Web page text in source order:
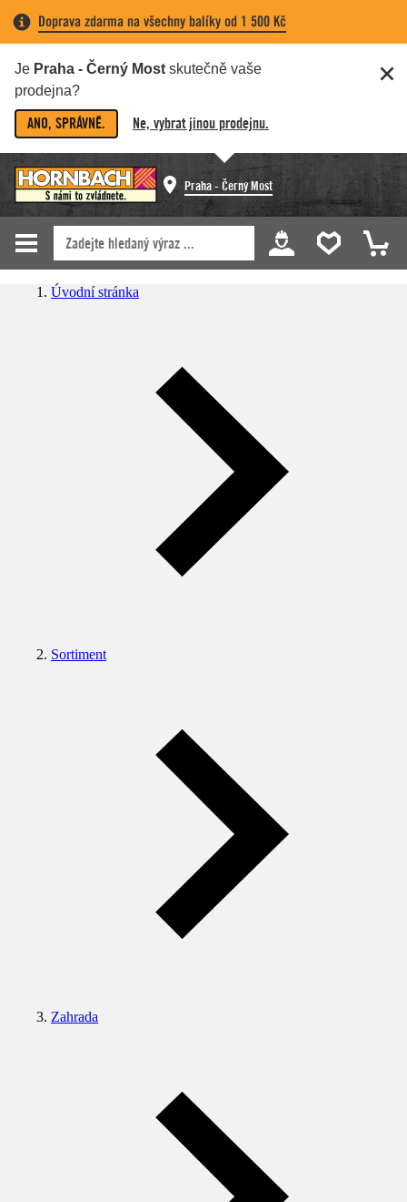
Doprava zdarma na všechny balíky od 1 500 Kč
Je Praha - Černý Most skutečně vaše
prodejna?
ANO, SPRÁVNĚ. Ne, vybrat jinou prodejnu.
Praha - Černý Most
Úvodní stránka
Sortiment
Zahrada